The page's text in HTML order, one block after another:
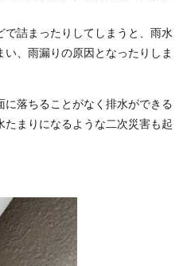
詰まったりしてしまうと、雨水
、雨漏りの原因となったりしま
落ちることがなく排水ができる
まりになるような二次災害も起